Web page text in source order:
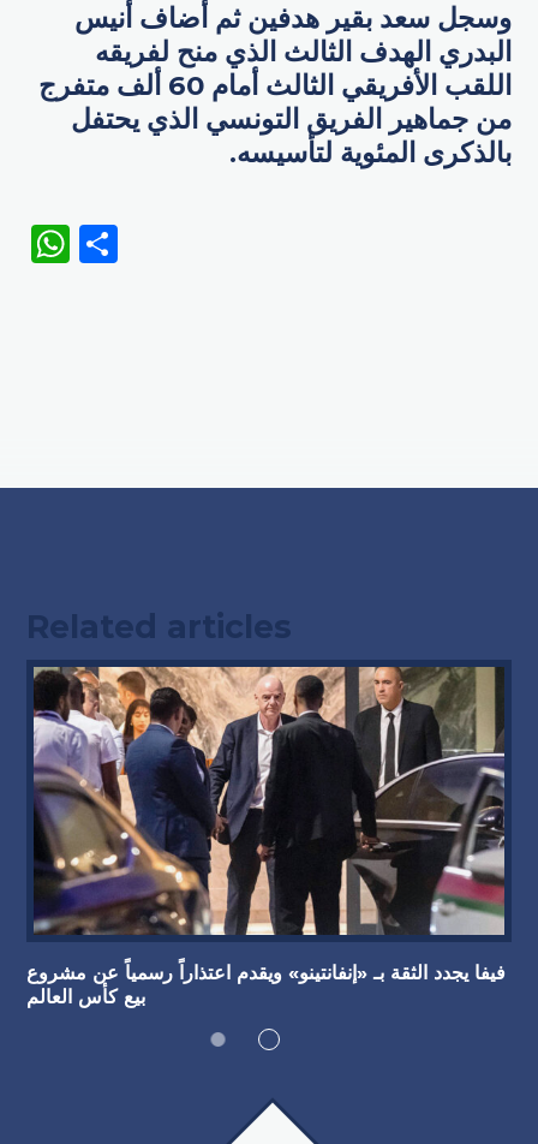
وسجل سعد بقير هدفين ثم أضاف أنيس
البدري الهدف الثالث الذي منح لفريقه
اللقب الأفريقي الثالث أمام 60 ألف متفرج
من جماهير الفريق التونسي الذي يحتفل
بالذكرى المئوية لتأسيسه.
WhatsApp
Related articles
فيفا يجدد الثقة بـ «إنفانتينو» ويقدم اعتذاراً رسمياً عن مشروع
بيع كأس العالم